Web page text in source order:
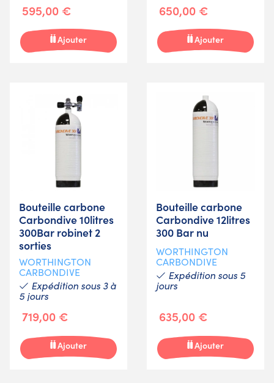
595,00 €
Ajouter
650,00 €
Ajouter
Bouteille carbone
Carbondive 10litres
300Bar robinet 2
sorties
WORTHINGTON
CARBONDIVE
Expédition sous 3 à
5 jours
719,00 €
Ajouter
Bouteille carbone
Carbondive 12litres
300 Bar nu
WORTHINGTON
CARBONDIVE
Expédition sous 5
jours
635,00 €
Ajouter